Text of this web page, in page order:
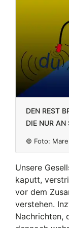
Den Rest
die nur an
© Foto:
Unsere
kaputt,
vor dem
verstehen.
Nachrichten,